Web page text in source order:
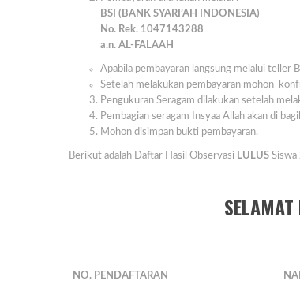
BSI (BANK SYARI’AH INDONESIA)
No. Rek. 1047143288
a.n. AL-FALAAH
Apabila pembayaran langsung melalui teller
Setelah melakukan pembayaran mohon
Pengukuran Seragam dilakukan setelah
Pembagian seragam Insyaa Allah akan di
Mohon disimpan bukti pembayaran.
Berikut adalah Daftar Hasil Observasi LULUS
NO. PENDAFTARAN